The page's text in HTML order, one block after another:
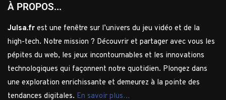
À PROPOS...
Julsa.fr est une fenêtre sur l’univers du jeu vidéo et de la
high-tech. Notre mission ? Découvrir et partager avec vous les
pépites du web, les jeux incontournables et les innovations
technologiques qui façonnent notre quotidien. Plongez dans
une exploration enrichissante et demeurez à la pointe des
tendances digitales. En savoir plus…